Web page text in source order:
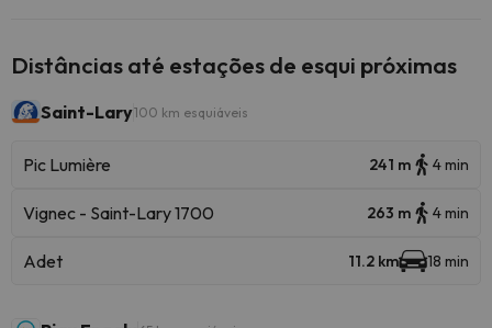
Distâncias até estações de esqui próximas
Saint-Lary100 km esquiáveis
Pic Lumière 241 m 4 min
Vignec - Saint-Lary 1700 263 m 4 min
Adet 11.2 km 18 min